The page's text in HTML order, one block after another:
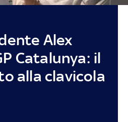
Alex
Catalunya: il
alla clavicola